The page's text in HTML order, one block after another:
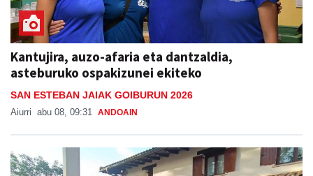
Kantujira, auzo-afaria eta dantzaldia,
asteburuko ospakizunei ekiteko
SAN ESTEBAN JAIAK GOIBURUN 2026
Aiurri abu 08, 09:31 ANDOAIN